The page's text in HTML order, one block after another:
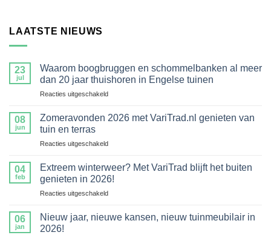
LAATSTE NIEUWS
23
jul
Waarom boogbruggen en schommelbanken al meer
dan 20 jaar thuishoren in Engelse tuinen
Reacties uitgeschakeldvoor
boogbruggen
al
dan
20
thuishoren
Engelse
08
jun
Zomeravonden 2026 met VariTrad.nl genieten van
tuin en terras
Reacties uitgeschakeldvoor
2026
met
VariTrad.nl
genieten
tuin
04
feb
Extreem winterweer? Met VariTrad blijft het buiten
genieten in 2026!
Reacties uitgeschakeldvoor
winterweer?
06
jan
Nieuw jaar, nieuwe kansen, nieuw tuinmeubilair in
2026!